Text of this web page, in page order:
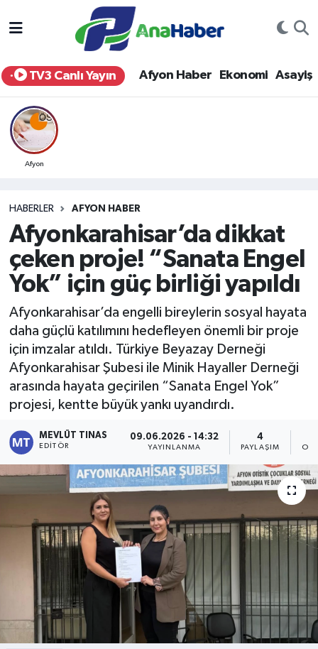
TV3 Canlı Yayın Afyon Haber Ekonomi Asayiş
Afyon
HABERLER AFYON HABER
Afyonkarahisar’da dikkat
çeken proje! “Sanata Engel
Yok” için güç birliği yapıldı
Afyonkarahisar’da engelli bireylerin sosyal hayata
daha güçlü katılımını hedefleyen önemli bir proje
için imzalar atıldı. Türkiye Beyazay Derneği
Afyonkarahisar Şubesi ile Minik Hayaller Derneği
arasında hayata geçirilen “Sanata Engel Yok”
projesi, kentte büyük yankı uyandırdı.
MEVLÜT TINAS
EDITÖR
09.06.2026 - 14:32
YAYINLANMA
4
PAYLAŞIM
Yurt Haber
Afyon Haber
Ekonomi
Siyaset
Eğitim
Sağlık
Teknoloji
Kültür - Sanat
Yaşam
Afyonkarahisar Nöbetçi Eczaneler
Afyonkarahisar Hava Durumu
Afyonkarahisar Namaz Vakitleri
Afyonkarahisar Trafik Yoğunluk Haritası
Tüm Manşetler
Son Dakika Haberleri
Haber Arşivi